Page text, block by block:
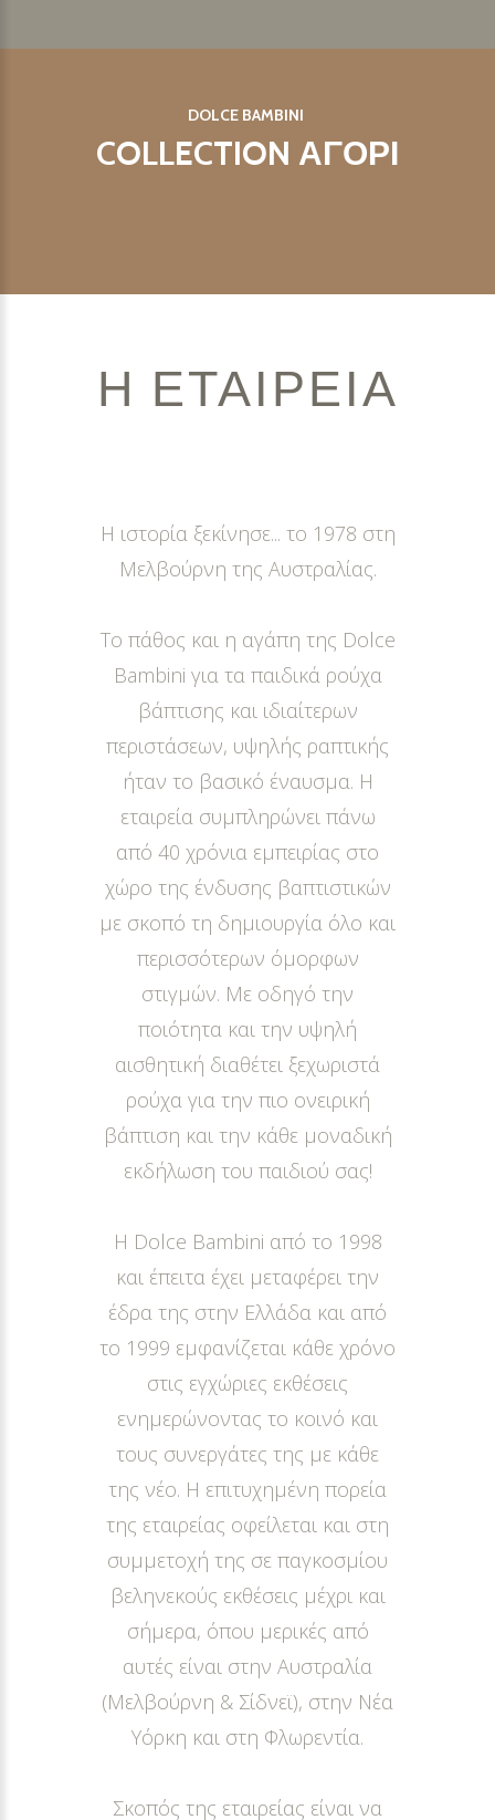
DOLCE BAMBINI
COLLECTION ΑΓΟΡΙ
Η ΕΤΑΙΡΕΙΑ
Η ιστορία ξεκίνησε... το 1978 στη
Μελβούρνη της Αυστραλίας.
Το πάθος και η αγάπη της Dolce
Bambini για τα παιδικά ρούχα
βάπτισης και ιδιαίτερων
περιστάσεων, υψηλής ραπτικής
ήταν το βασικό έναυσμα. Η
εταιρεία συμπληρώνει πάνω
από 40 χρόνια εμπειρίας στο
χώρο της ένδυσης βαπτιστικών
με σκοπό τη δημιουργία όλο και
περισσότερων όμορφων
στιγμών. Με οδηγό την
ποιότητα και την υψηλή
αισθητική διαθέτει ξεχωριστά
ρούχα για την πιο ονειρική
βάπτιση και την κάθε μοναδική
εκδήλωση του παιδιού σας!
Η Dolce Bambini από το 1998
και έπειτα έχει μεταφέρει την
έδρα της στην Ελλάδα και από
το 1999 εμφανίζεται κάθε χρόνο
στις εγχώριες εκθέσεις
ενημερώνοντας το κοινό και
τους συνεργάτες της με κάθε
της νέο. Η επιτυχημένη πορεία
της εταιρείας οφείλεται και στη
συμμετοχή της σε παγκοσμίου
βεληνεκούς εκθέσεις μέχρι και
σήμερα, όπου μερικές από
αυτές είναι στην Αυστραλία
(Μελβούρνη & Σίδνεϊ), στην Νέα
Υόρκη και στη Φλωρεντία.
Σκοπός της εταιρείας είναι να